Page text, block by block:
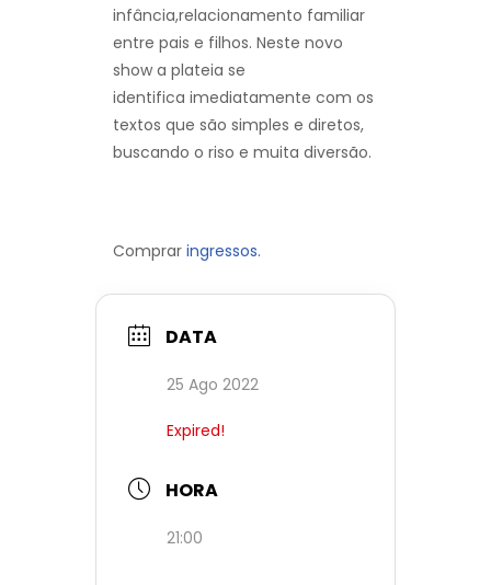
infância,relacionamento familiar
entre pais e filhos. Neste novo
show a plateia se
identifica imediatamente com os
textos que são simples e diretos,
buscando o riso e muita diversão.
Comprar ingressos.
DATA
25 Ago 2022
Expired!
HORA
21:00